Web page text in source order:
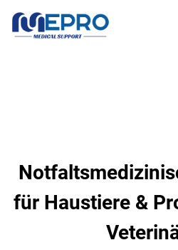
für Haustiere &